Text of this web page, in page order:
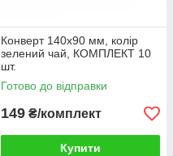
Конверт 140x90 мм, колір
зелений чай, КОМПЛЕКТ 10
шт.
Готово до відправки
149 ₴/комплект
Купити